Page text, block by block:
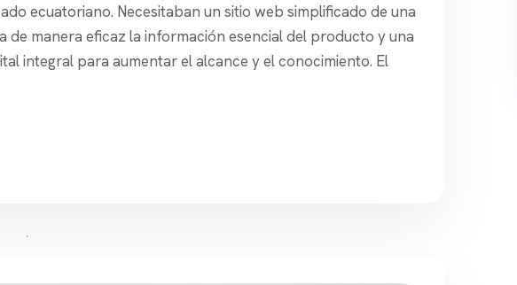
ecuatoriano. Necesitaban un sitio web simplificado de una
de manera eficaz la información esencial del producto y una
integral para aumentar el alcance y el conocimiento. El